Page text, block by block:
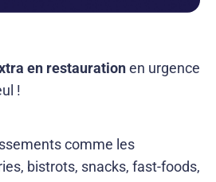
en restaurationen urgence
!
comme les
bistrots, snacks, fast-foods,